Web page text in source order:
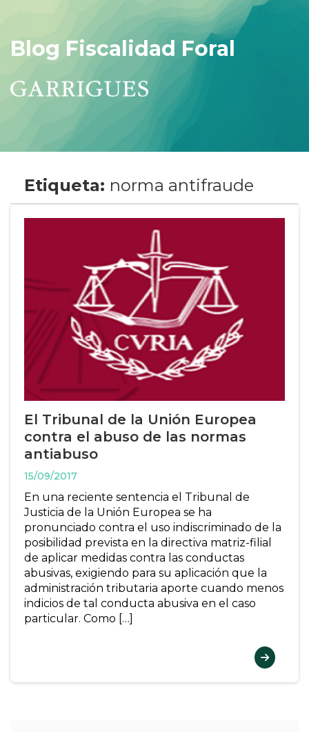
Blog Fiscalidad Foral
Etiqueta: norma antifraude
El Tribunal de la Unión Europea
contra el abuso de las normas
antiabuso
15/09/2017
En una reciente sentencia el Tribunal de
Justicia de la Unión Europea se ha
pronunciado contra el uso indiscriminado de la
posibilidad prevista en la directiva matriz-filial
de aplicar medidas contra las conductas
abusivas, exigiendo para su aplicación que la
administración tributaria aporte cuando menos
indicios de tal conducta abusiva en el caso
particular. Como […]